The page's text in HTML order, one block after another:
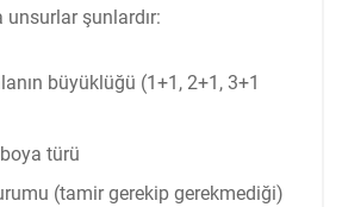
unsurlar şunlardır:
büyüklüğü (1+1, 2+1, 3+1
türü
(tamir gerekip gerekmediği)